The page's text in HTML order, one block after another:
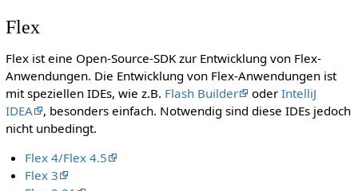
Flex
Flex ist eine Open-Source-SDK zur Entwicklung von Flex-
Anwendungen. Die Entwicklung von Flex-Anwendungen ist
mit speziellen IDEs, wie z.B. Flash Builder oder IntelliJ
IDEA
, besonders einfach. Notwendig sind diese IDEs jedoch
nicht unbedingt.
Flex 4/Flex 4.5
Flex 3